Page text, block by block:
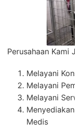
Perusahaan Kami
Melayani
Melayani
Melayani
Medis